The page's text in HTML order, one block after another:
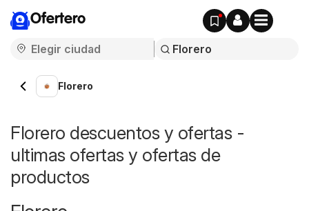
Ofertero
Florero
Florero descuentos y ofertas -
ultimas ofertas y ofertas de
productos